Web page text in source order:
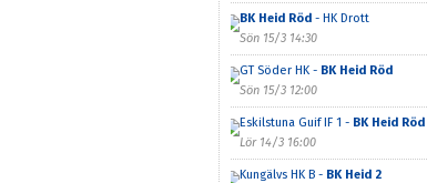
BK Heid Röd- HK Drott
Sön 15/3 14:30
GT Söder HK - BK Heid Röd
Sön 15/3 12:00
Eskilstuna Guif IF 1 - BK Heid Röd
Lör 14/3 16:00
Kungälvs HK B - BK Heid 2